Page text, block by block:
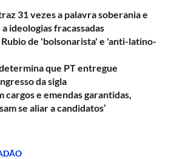
31 vezes a palavra soberania e
ideologias fracassadas
de 'bolsonarista' e 'anti-latino-
que PT entregue
da sigla
cargos e emendas garantidas,
se aliar a candidatos’